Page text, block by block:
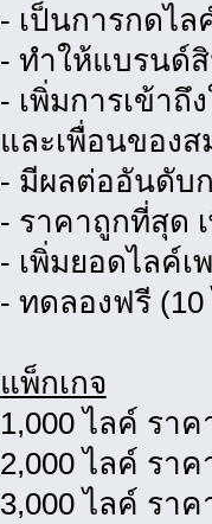
- เป็นการกดไ
- ทำให้แบรนด์
- เพิ่มการเข้าถึ
และเพื่อนของ
- มีผลต่ออันดับ
- ราคาถูกที่สุด
- เพิ่มยอดไลค์เ
- ทดลองฟรี (10
แพ็กเกจ
1,000 ไลค์ รา
2,000 ไลค์ รา
3,000 ไลค์ รา